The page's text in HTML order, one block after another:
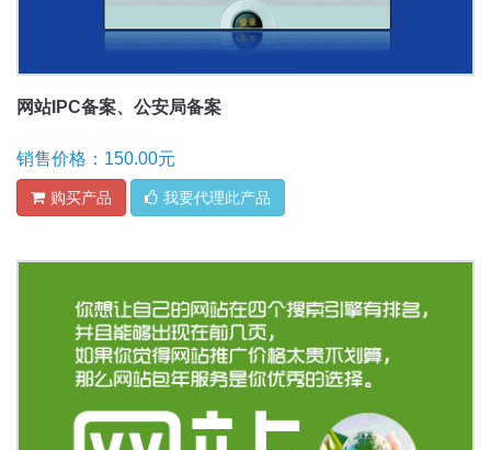
网站IPC备案、公安局备案
销售价格：150.00元
购买产品 我要代理此产品